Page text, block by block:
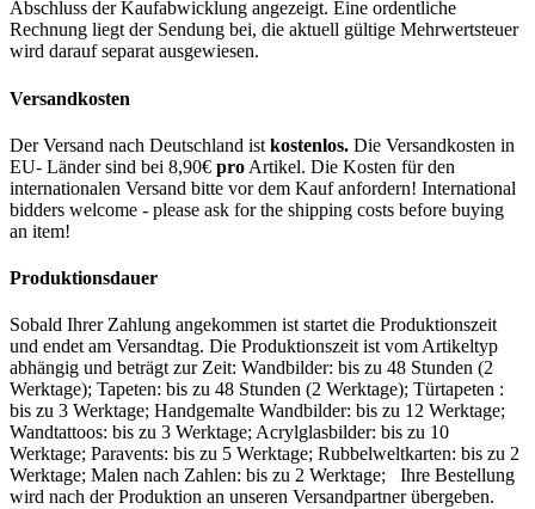
Abschluss der Kaufabwicklung angezeigt. Eine ordentliche
Rechnung liegt der Sendung bei, die aktuell gültige Mehrwertsteuer
wird darauf separat ausgewiesen.
Versandkosten
Der Versand nach Deutschland ist kostenlos. Die Versandkosten in
EU- Länder sind bei 8,90€ pro Artikel. Die Kosten für den
internationalen Versand bitte vor dem Kauf anfordern! International
bidders welcome - please ask for the shipping costs before buying
an item!
Produktionsdauer
Sobald Ihrer Zahlung angekommen ist startet die Produktionszeit
und endet am Versandtag. Die Produktionszeit ist vom Artikeltyp
abhängig und beträgt zur Zeit: Wandbilder: bis zu 48 Stunden (2
Werktage); Tapeten: bis zu 48 Stunden (2 Werktage); Türtapeten :
bis zu 3 Werktage; Handgemalte Wandbilder: bis zu 12 Werktage;
Wandtattoos: bis zu 3 Werktage; Acrylglasbilder: bis zu 10
Werktage; Paravents: bis zu 5 Werktage; Rubbelweltkarten: bis zu 2
Werktage; Malen nach Zahlen: bis zu 2 Werktage; Ihre Bestellung
wird nach der Produktion an unseren Versandpartner übergeben.